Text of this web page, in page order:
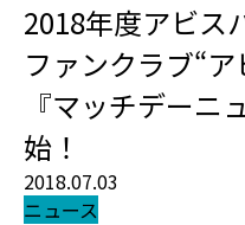
2018年度アビス
ファンクラブ“
『マッチデー
始！
2018.07.03
ニュース